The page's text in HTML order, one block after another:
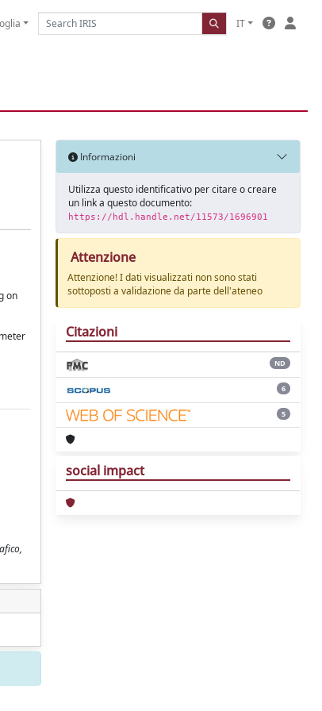
IT
on
Informazioni
Utilizza questo identificativo per citare o creare
un link a questo documento:
https://hdl.handle.net/11573/1696901
Attenzione
Attenzione! I dati visualizzati non sono stati
sottoposti a validazione da parte dell'ateneo
Citazioni
ND
6
5
social impact